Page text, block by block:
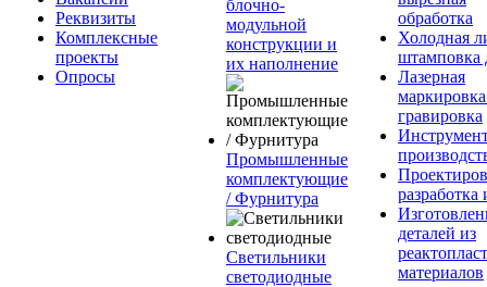
Реквизиты
Комплексные
проекты
Опросы
блочно-
модульной
конструкции и
их наполнение
Промышленные
комплектующие
/ Фурнитура
Светильники
светодиодные
обработка
Холодная
штамповка
Лазерная
гравировка
разработка
деталей из
материалов